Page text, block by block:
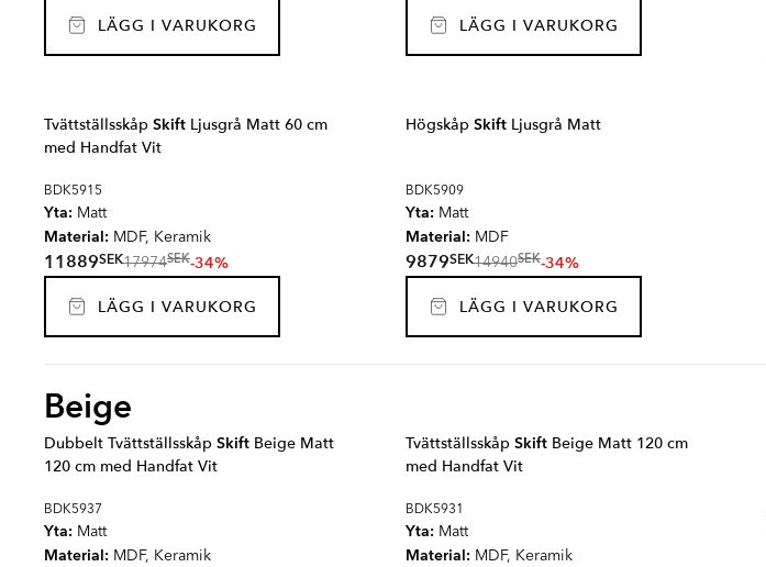
LÄGG I VARUKORG LÄGG I VARUKORG
Tvättställsskåp Skift Ljusgrå Matt 60 cm
med Handfat Vit
BDK5915
Yta: Matt
Material: MDF, Keramik
11889SEK17974SEK-34%
LÄGG I VARUKORG
Högskåp Skift Ljusgrå Matt
BDK5909
Yta: Matt
Material: MDF
9879SEK14940SEK-34%
LÄGG I VARUKORG
Beige
Dubbelt Tvättställsskåp Skift Beige Matt
120 cm med Handfat Vit
BDK5937
Yta: Matt
Material: MDF, Keramik
Tvättställsskåp Skift Beige Matt 120 cm
med Handfat Vit
BDK5931
Yta: Matt
Material: MDF, Keramik